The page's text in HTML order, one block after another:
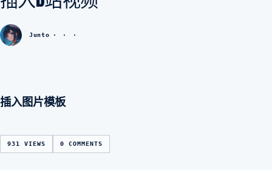
Junto
插入图片模板
931 VIEWS 0 COMMENTS